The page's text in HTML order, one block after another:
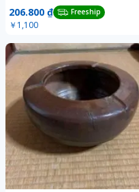
206.800 ₫ Freeship
￥1,100